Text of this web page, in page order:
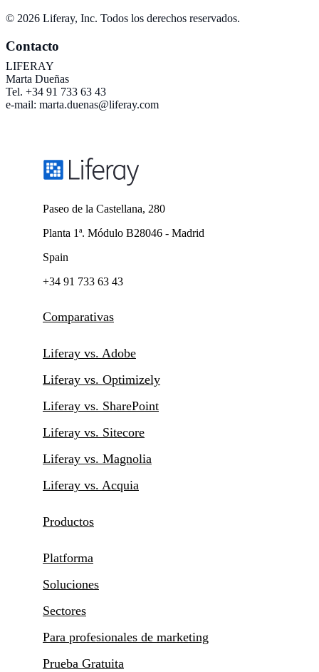
© 2026 Liferay, Inc. Todos los derechos reservados.
Contacto
LIFERAY
Marta Dueñas
Tel. +34 91 733 63 43
e-mail: marta.duenas@liferay.com
Paseo de la Castellana, 280
Planta 1ª. Módulo B28046 - Madrid
Spain
+34 91 733 63 43
Comparativas
Liferay vs. Adobe
Liferay vs. Optimizely
Liferay vs. SharePoint
Liferay vs. Sitecore
Liferay vs. Magnolia
Liferay vs. Acquia
Productos
Platforma
Soluciones
Sectores
Para profesionales de marketing
Prueba Gratuita